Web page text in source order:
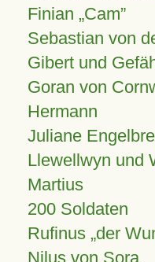
Finian Cam
Sebastian von
Gibert und
Goran von
Hermann
Juliane
Llewellwyn und
Martius
200 Soldaten
Rufinus „der
Nilus von Sora